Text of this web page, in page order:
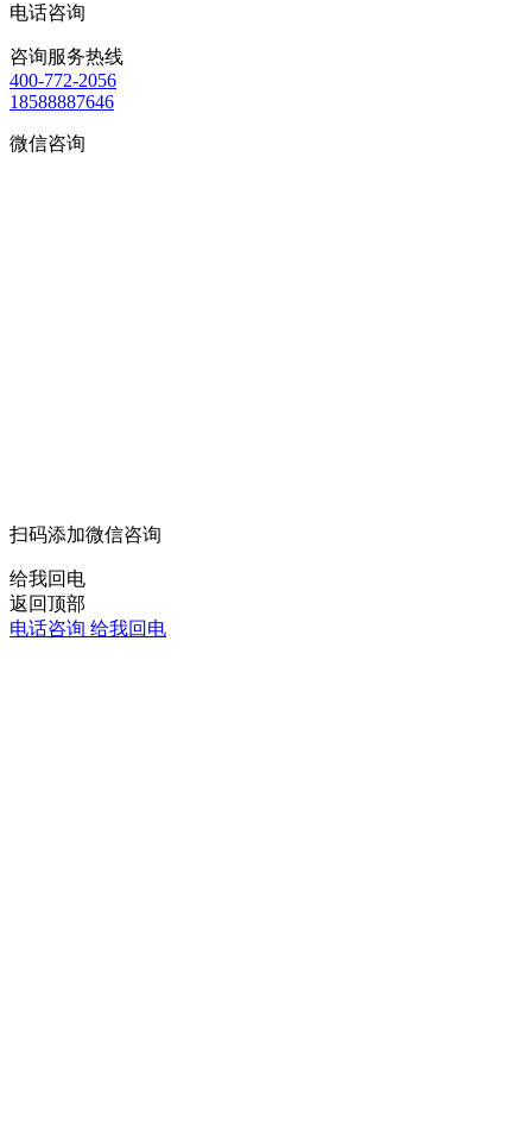
电话咨询
咨询服务热线
400-772-2056
18588887646
微信咨询
扫码添加微信咨询
给我回电
返回顶部
电话咨询 给我回电